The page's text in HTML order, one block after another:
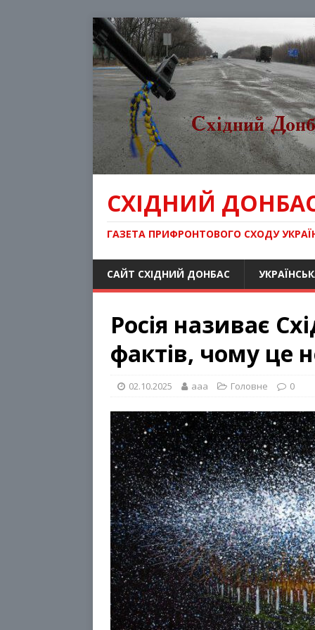
СХІДНИЙ
ГАЗЕТА ПРИФРОНТОВОГО СХОДУ
САЙТ СХІДНИЙ ДОНБАС
Росія називає
фактів, чому це
02.10.2025 aaa Головне 0